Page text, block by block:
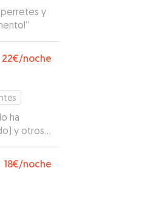
perretes y
”
22€/noche
ha
y otros
:) ”
18€/noche